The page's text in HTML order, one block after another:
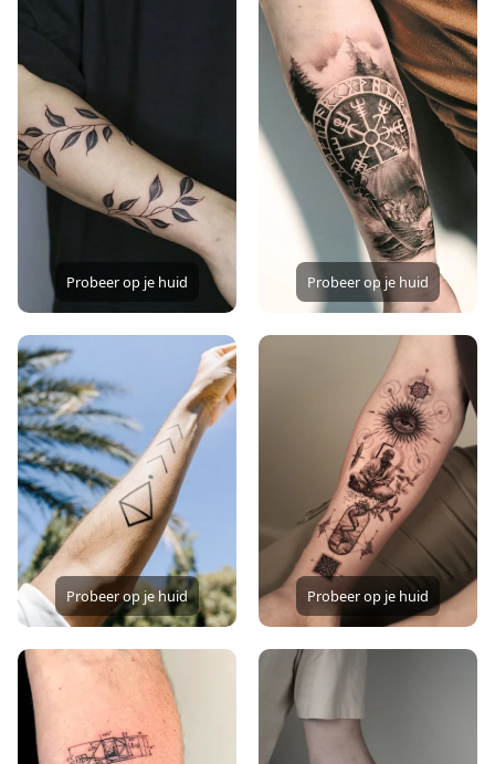
Probeer op je huid Probeer op je huid
Probeer op je huid Probeer op je huid